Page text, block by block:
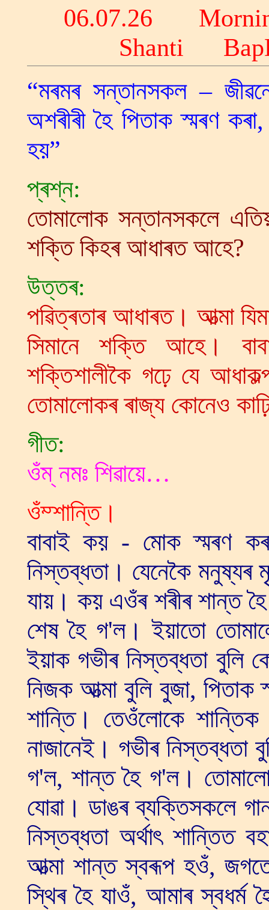
06.07.26
Shanti
“মৰমৰ সন্তানসকল –
অশৰীৰী হৈ পিতাক স্মৰণ
হয়”
প্ৰশ্ন:
তোমালোক সন্তানসকলে
শক্তি কিহৰ আধাৰত আহে?
উত্তৰ:
পৱিত্ৰতাৰ আধাৰত। আত্মা
সিমানে শক্তি আহে।
শক্তিশালীকৈ গঢ়ে যে
তোমালোকৰ ৰাজ্য কোনেও
গীত:
ওঁম্‌ নমঃ শিৱায়ে…
ওঁম্শান্তি।
বাবাই কয় - মোক স্মৰণ
নিস্তব্ধতা। যেনেকৈ মনুষ্যৰ
যায়। কয় এওঁৰ শৰীৰ শান্ত
শেষ হৈ গ'ল। ইয়াতো
ইয়াক গভীৰ নিস্তব্ধতা বুলি
নিজক আত্মা বুলি বুজা, পিতাক
শান্তি। তেওঁলোকে শান্তিক
নাজানেই। গভীৰ নিস্তব্ধতা
গ'ল, শান্ত হৈ গ'ল।
যোৱা। ডাঙৰ ব্যক্তিসকলে
নিস্তব্ধতা অৰ্থাৎ শান্তিত
আত্মা শান্ত স্বৰূপ হওঁ,
স্থিৰ হৈ যাওঁ, আমাৰ